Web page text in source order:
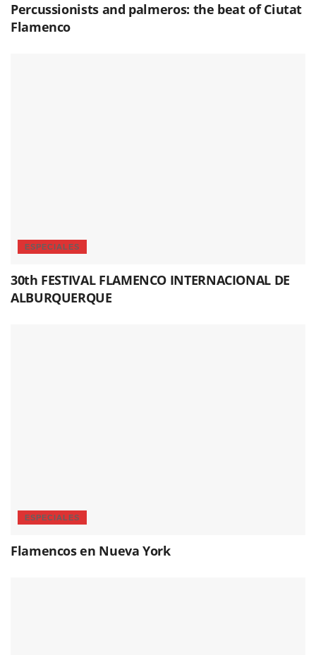
Percussionists and palmeros: the beat of Ciutat
Flamenco
ESPECIALES
30th FESTIVAL FLAMENCO INTERNACIONAL DE
ALBURQUERQUE
ESPECIALES
Flamencos en Nueva York